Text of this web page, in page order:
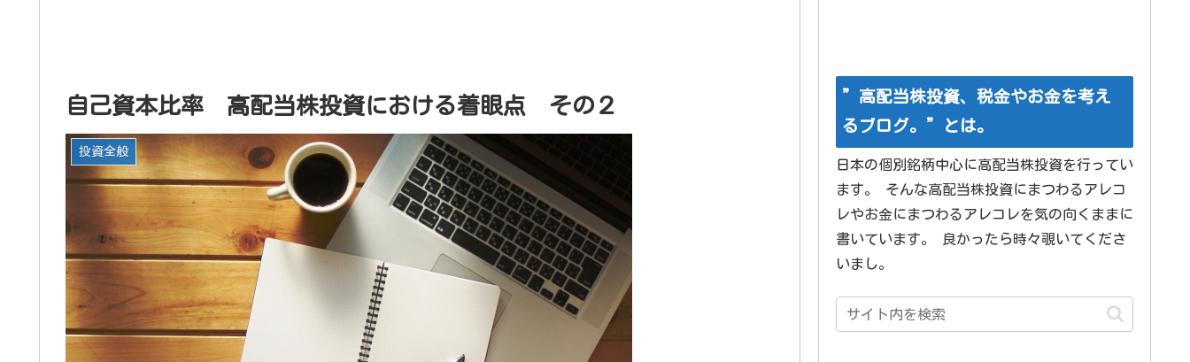
自己資本比率 高配当株投資における着眼点 その２
投資全般
”高配当株投資、税金やお金を考え
るブログ。”とは。
日本の個別銘柄中心に高配当株投資を行ってい
ます。 そんな高配当株投資にまつわるアレコ
レやお金にまつわるアレコレを気の向くままに
書いています。 良かったら時々覗いてくださ
いまし。